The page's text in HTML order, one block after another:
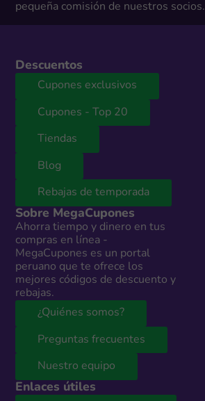
pequeña comisión de nuestros socios.
Descuentos
Cupones exclusivos
Cupones - Top 20
Tiendas
Blog
Rebajas de temporada
Sobre MegaCupones
Ahorra tiempo y dinero en tus
compras en línea -
MegaCupones es un portal
peruano que te ofrece los
mejores códigos de descuento y
rebajas.
¿Quiénes somos?
Preguntas frecuentes
Nuestro equipo
Enlaces útiles